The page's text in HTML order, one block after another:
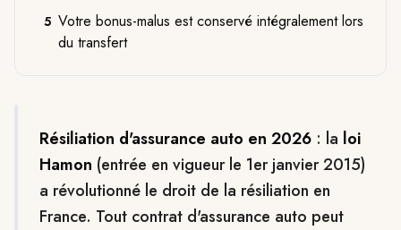
5 Votre bonus-malus est conservé intégralement lors
du transfert
Résiliation d'assurance auto en 2026 : la loi
Hamon (entrée en vigueur le 1er janvier 2015)
a révolutionné le droit de la résiliation en
France. Tout contrat d'assurance auto peut